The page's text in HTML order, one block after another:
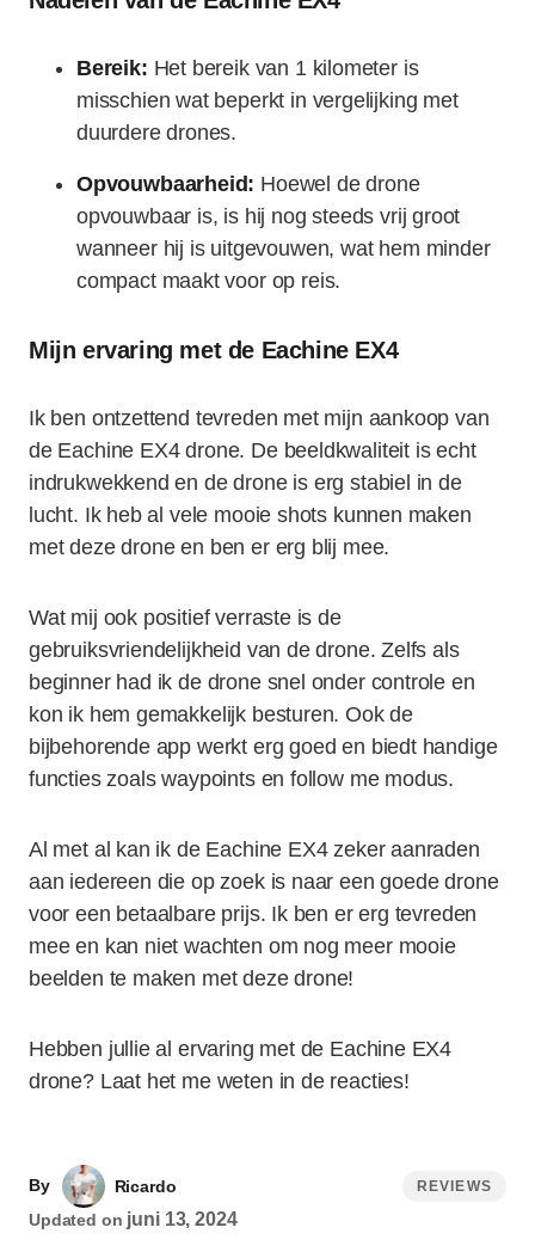
Bereik: Het bereik van 1 kilometer is
misschien wat beperkt in vergelijking met
duurdere drones.
Opvouwbaarheid: Hoewel de drone
opvouwbaar is, is hij nog steeds vrij groot
wanneer hij is uitgevouwen, wat hem minder
compact maakt voor op reis.
Mijn ervaring met de Eachine EX4
Ik ben ontzettend tevreden met mijn aankoop van
de Eachine EX4 drone. De beeldkwaliteit is echt
indrukwekkend en de drone is erg stabiel in de
lucht. Ik heb al vele mooie shots kunnen maken
met deze drone en ben er erg blij mee.
Wat mij ook positief verraste is de
gebruiksvriendelijkheid van de drone. Zelfs als
beginner had ik de drone snel onder controle en
kon ik hem gemakkelijk besturen. Ook de
bijbehorende app werkt erg goed en biedt handige
functies zoals waypoints en follow me modus.
Al met al kan ik de Eachine EX4 zeker aanraden
aan iedereen die op zoek is naar een goede drone
voor een betaalbare prijs. Ik ben er erg tevreden
mee en kan niet wachten om nog meer mooie
beelden te maken met deze drone!
Hebben jullie al ervaring met de Eachine EX4
drone? Laat het me weten in de reacties!
By
Ricardo
Updated on juni 13, 2024
REVIEWS